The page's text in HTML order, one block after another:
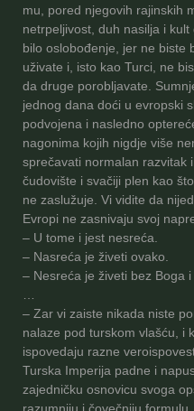
mu, pored njegovih rajinskih
netrpeljivost, duh nasilja i
bilo oslobođenje, jer ne biste
uživate i, isto kao Turci, ne
da druge porobljavate.
jednog dana doći u evropski
podvojena i nasledno
nagonima kojih nigdje više
sprečavati normalan razvitak
čudovište i svačiji plen kao
ne zaslužuje. Vi vidite da
Evropi ne zasnivaju svoj
– U tome i jest nesreća.
– Nasreća je živeti ovako.
– Nesreća je živeti bez Boga
…
– Zar vi zaiste nikada niste
nalaze pod turskom vlašću, i
ispovedaju razne
Turska Imperija padne i
zajedničku osnovicu svoga